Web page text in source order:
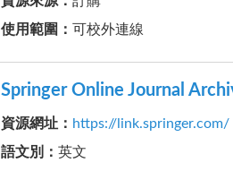
使用範圍 ： 可校外連線
Springer Online Journal
資源網址 ： https://link.springer.com/
語文別
： 英文